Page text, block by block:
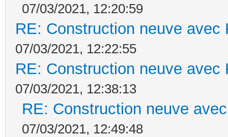
07/03/2021, 12:20:59
RE: Construction neuve avec
07/03/2021, 12:22:55
RE: Construction neuve avec
07/03/2021, 12:38:13
RE: Construction neuve
07/03/2021, 12:49:48